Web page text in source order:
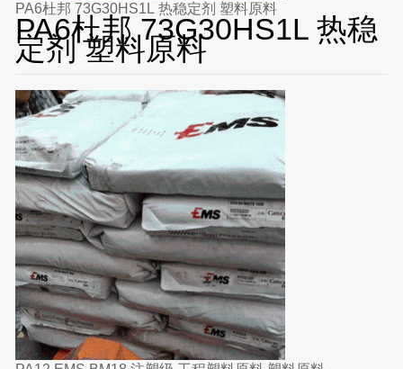
PA6杜邦 73G30HS1L 热稳定剂 塑料原料
PA6杜邦 73G30HS1L 热稳
定剂 塑料原料